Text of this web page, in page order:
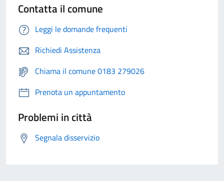
Contatta il comune
Leggi le domande frequenti
Richiedi Assistenza
Chiama il comune 0183 279026
Prenota un appuntamento
Problemi in città
Segnala disservizio